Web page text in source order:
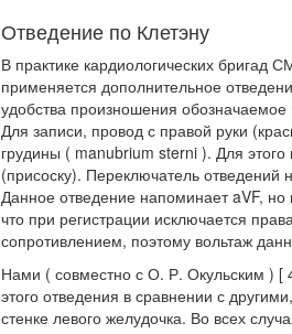
Отведение по Клетэну
В практике кардиологических бригад
применяется дополнительное
удобства произношения
Для записи, провод с правой руки
грудины ( manubrium sterni ). Для
(присоску). Переключатель отведений
Данное отведение напоминает aVF,
что при регистрации исключается
сопротивлением, поэтому вольтаж
Нами ( совместно с О. Р. Окульским ) [
этого отведения в сравнении с
стенке левого желудочка. Во всех